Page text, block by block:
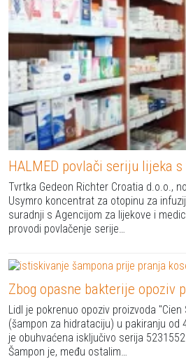
HALMED povlači seriju lijeka
Tvrtka Gedeon Richter Croatia d.o.o.,
Usymro koncentrat za otopinu za
suradnji s Agencijom za lijekove i
provodi povlačenje serije…
Zbog opasne bakterije opoziv
Lidl je pokrenuo opoziv proizvoda
(šampon za hidrataciju) u pakiranju od
je obuhvaćena isključivo serija
Šampon je, među ostalim…